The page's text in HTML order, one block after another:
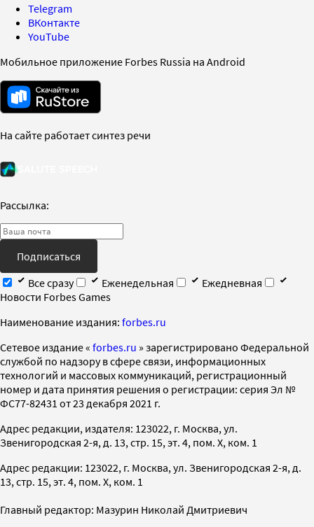
Telegram
ВКонтакте
YouTube
Мобильное приложение Forbes Russia на Android
На сайте работает синтез речи
Рассылка:
Подписаться
Все сразу
Еженедельная
Ежедневная
Новости Forbes Games
Наименование издания: forbes.ru
Cетевое издание « forbes.ru » зарегистрировано Федеральной
службой по надзору в сфере связи, информационных
технологий и массовых коммуникаций, регистрационный
номер и дата принятия решения о регистрации: серия Эл №
ФС77-82431 от 23 декабря 2021 г.
Адрес редакции, издателя: 123022, г. Москва, ул.
Звенигородская 2-я, д. 13, стр. 15, эт. 4, пом. X, ком. 1
Адрес редакции: 123022, г. Москва, ул. Звенигородская 2-я, д.
13, стр. 15, эт. 4, пом. X, ком. 1
Главный редактор: Мазурин Николай Дмитриевич